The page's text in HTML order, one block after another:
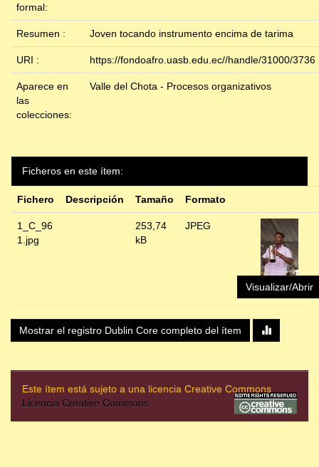
formal:
Resumen : Joven tocando instrumento encima de tarima
URI : https://fondoafro.uasb.edu.ec//handle/31000/3736
Aparece en
las
colecciones:
Valle del Chota - Procesos organizativos
Ficheros en este ítem:
Fichero Descripción Tamaño Formato
1_C_96
1.jpg
253,74
kB
JPEG
Visualizar/Abrir
Mostrar el registro Dublin Core completo del ítem
Este ítem está sujeto a una licencia Creative Commons
Licencia Creative Commons